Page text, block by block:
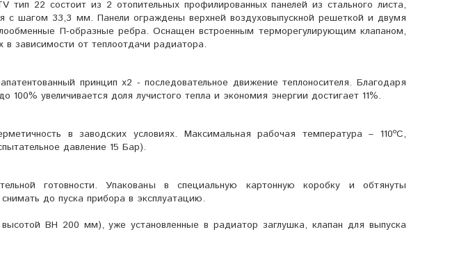
тип 22 состоит из 2 отопительных профилированных панелей из стального листа,
с шагом 33,3 мм. Панели ограждены верхней воздуховыпускной решеткой и двумя
П-образные ребра. Оснащен встроенным терморегулирующим клапаном,
в зависимости от теплоотдачи радиатора.
принцип x2 - последовательное движение теплоносителя. Благодаря
увеличивается доля лучистого тепла и экономия энергии достигает 11%.
в заводских условиях. Максимальная рабочая температура – 110ºС,
давление 15 Бар).
готовности. Упакованы в специальную картонную коробку и обтянуты
до пуска прибора в эксплуатацию.
BH 200 мм), уже установленные в радиатор заглушка, клапан для выпуска